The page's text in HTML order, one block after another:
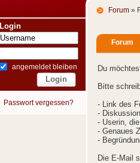
Login
angemeldet bleiben
Passwort vergessen?
Forum »
Forum
Du
Bitte
- Link des
-
- Userin,
- Genaues
-
Die E-Mail